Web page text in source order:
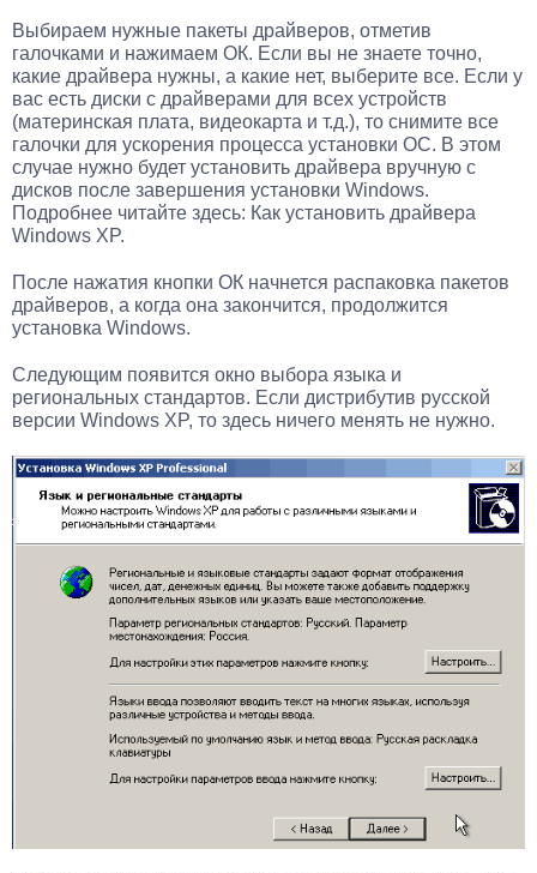
Выбираем нужные пакеты драйверов, отметив
галочками и нажимаем ОК. Если вы не знаете точно,
какие драйвера нужны, а какие нет, выберите все. Если у
вас есть диски с драйверами для всех устройств
(материнская плата, видеокарта и т.д.), то снимите все
галочки для ускорения процесса установки ОС. В этом
случае нужно будет установить драйвера вручную с
дисков после завершения установки Windows.
Подробнее читайте здесь: Как установить драйвера
Windows XP.
После нажатия кнопки ОК начнется распаковка пакетов
драйверов, а когда она закончится, продолжится
установка Windows.
Следующим появится окно выбора языка и
региональных стандартов. Если дистрибутив русской
версии Windows XP, то здесь ничего менять не нужно.